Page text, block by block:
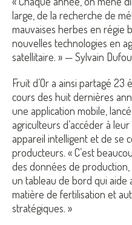
large, de la recherche de
mauvaises herbes en régie
nouvelles technologies en
satellitaire. » — Sylvain
Fruit d’Or a ainsi partagé
cours des huit dernières
une application mobile,
agriculteurs d’accéder à
appareil intelligent et de se
producteurs. « C’est
des données de production,
un tableau de bord qui aide
matière de fertilisation et
stratégiques. »